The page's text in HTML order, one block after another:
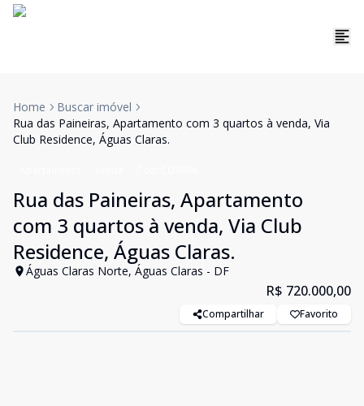
Home
Buscar imóvel
Rua das Paineiras, Apartamento com 3 quartos à venda, Via
Club Residence, Águas Claras.
Rua das Paineiras, Apartamento
com 3 quartos à venda, Via Club
Residence, Águas Claras.
Águas Claras Norte, Águas Claras - DF
R$ 720.000,00
Compartilhar Favorito